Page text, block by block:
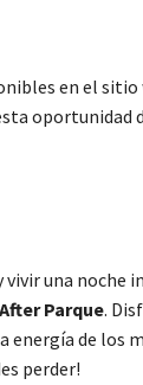
en el sitio
oportunidad
una noche
After Parque.
de los
perder!